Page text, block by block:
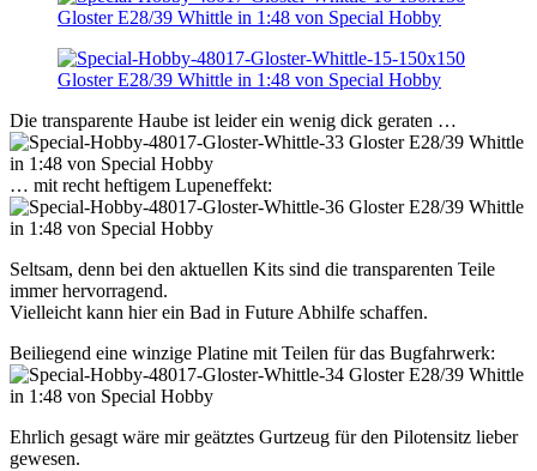
Die transparente Haube ist leider ein wenig dick geraten …
… mit recht heftigem Lupeneffekt:
Seltsam, denn bei den aktuellen Kits sind die transparenten Teile
immer hervorragend.
Vielleicht kann hier ein Bad in Future Abhilfe schaffen.
Beiliegend eine winzige Platine mit Teilen für das Bugfahrwerk:
Ehrlich gesagt wäre mir geätztes Gurtzeug für den Pilotensitz lieber
gewesen.